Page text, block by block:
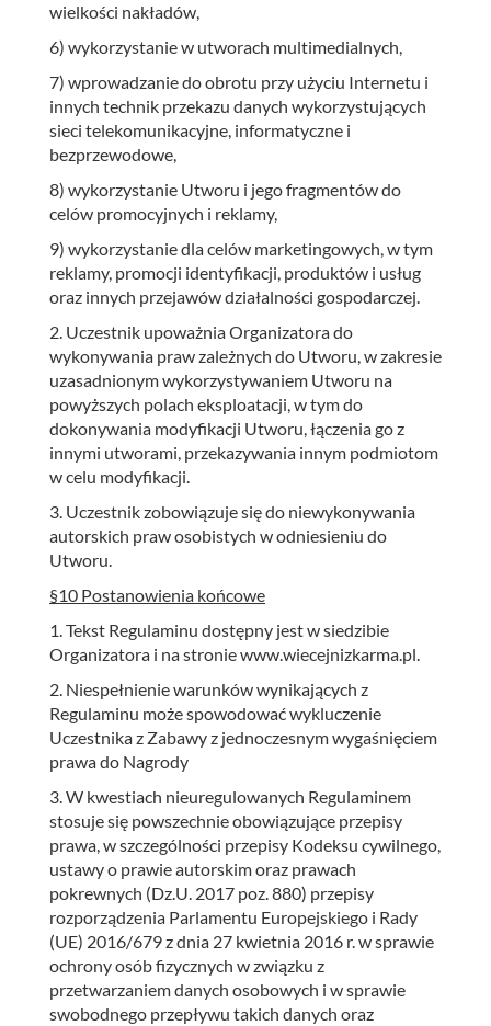
wielkości nakładów,
6) wykorzystanie w utworach multimedialnych,
7) wprowadzanie do obrotu przy użyciu Internetu i
innych technik przekazu danych wykorzystujących
sieci telekomunikacyjne, informatyczne i
bezprzewodowe,
8) wykorzystanie Utworu i jego fragmentów do
celów promocyjnych i reklamy,
9) wykorzystanie dla celów marketingowych, w tym
reklamy, promocji identyfikacji, produktów i usług
oraz innych przejawów działalności gospodarczej.
2. Uczestnik upoważnia Organizatora do
wykonywania praw zależnych do Utworu, w zakresie
uzasadnionym wykorzystywaniem Utworu na
powyższych polach eksploatacji, w tym do
dokonywania modyfikacji Utworu, łączenia go z
innymi utworami, przekazywania innym podmiotom
w celu modyfikacji.
3. Uczestnik zobowiązuje się do niewykonywania
autorskich praw osobistych w odniesieniu do
Utworu.
§10 Postanowienia końcowe
1. Tekst Regulaminu dostępny jest w siedzibie
Organizatora i na stronie www.wiecejnizkarma.pl.
2. Niespełnienie warunków wynikających z
Regulaminu może spowodować wykluczenie
Uczestnika z Zabawy z jednoczesnym wygaśnięciem
prawa do Nagrody
3. W kwestiach nieuregulowanych Regulaminem
stosuje się powszechnie obowiązujące przepisy
prawa, w szczególności przepisy Kodeksu cywilnego,
ustawy o prawie autorskim oraz prawach
pokrewnych (Dz.U. 2017 poz. 880) przepisy
rozporządzenia Parlamentu Europejskiego i Rady
(UE) 2016/679 z dnia 27 kwietnia 2016 r. w sprawie
ochrony osób fizycznych w związku z
przetwarzaniem danych osobowych i w sprawie
swobodnego przepływu takich danych oraz